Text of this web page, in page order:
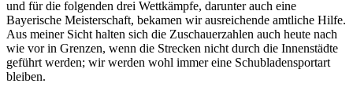
und für die folgenden drei Wettkämpfe, darunter auch eine
Bayerische Meisterschaft, bekamen wir ausreichende amtliche Hilfe.
Aus meiner Sicht halten sich die Zuschauerzahlen auch heute nach
wie vor in Grenzen, wenn die Strecken nicht durch die Innenstädte
geführt werden; wir werden wohl immer eine Schubladensportart
bleiben.